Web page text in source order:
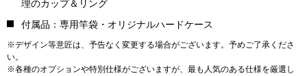
理のカップ＆リング
付属品：専用竿袋・オリジナルハードケース
※デザイン等意匠は、予告なく変更する場合がございます。予めご了承くださ
い。
※各種のオプションや特別仕様がございますが、最も人気のある仕様を厳選し